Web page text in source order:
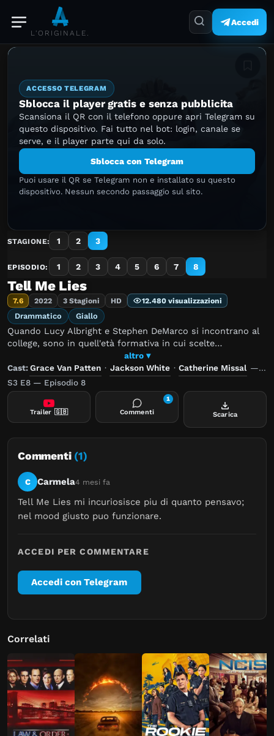
L'ORIGINALE.
Accedi
ACCESSO TELEGRAM
Sblocca il player gratis e senza pubblicita
Scansiona il QR con il telefono oppure apri Telegram su
questo dispositivo. Fai tutto nel bot: login, canale se
serve, e il player parte qui da solo.
Sblocca con Telegram
Puoi usare il QR se Telegram non e installato su questo
dispositivo. Nessun secondo passaggio sul sito.
STAGIONE: 1 2 3
EPISODIO: 1 2 3 4 5 6 7 8
Tell Me Lies
7.6 2022 3 Stagioni HD 12.480 visualizzazioni
Drammatico Giallo
Quando Lucy Albright e Stephen DeMarco si incontrano al
college, sono in quell'età formativa in cui scelte
apparentemente ordinarie aprono la strada a conseguenze
irreversibili. Presto cadono in un coinvolgente intreccio che
altererà in maniera permanente non solo le loro vite, ma le
vite di tutti coloro che li circondano.
altro ▾
Cast:Grace Van Patten · Jackson White · Catherine Missal —
S3 E8 — Episodio 8
Trailer 🇬🇧 Commenti
1
Scarica
Commenti (1)
C Carmela4 mesi fa
Tell Me Lies mi incuriosisce piu di quanto pensavo;
nel mood giusto puo funzionare.
ACCEDI PER COMMENTARE
Accedi con Telegram
Correlati